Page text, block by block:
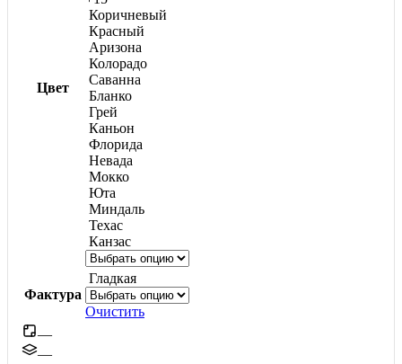
Цвет
Коричневый
Красный
Аризона
Колорадо
Саванна
Бланко
Грей
Каньон
Флорида
Невада
Мокко
Юта
Миндаль
Техас
Канзас
Фактура
Гладкая
Очистить
—
—